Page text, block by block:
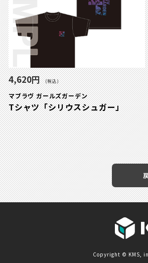
4,620円 (税込)
マブラヴ ガールズガーデン
Tシャツ「シリウスシュガー」
Copyright © KMS,